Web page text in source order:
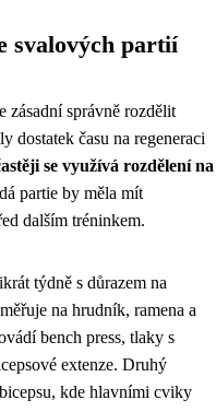
svalových partií
zásadní správně rozdělit
dostatek času na regeneraci
se využívá rozdělení na
partie by měla mít
dalším tréninkem.
týdně s důrazem na
na hrudník, ramena a
bench press, tlaky s
extenze. Druhý
kde hlavními cviky